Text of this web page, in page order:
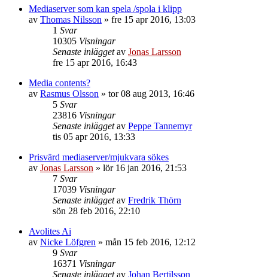
Mediaserver som kan spela /spola i klipp
av Thomas Nilsson » fre 15 apr 2016, 13:03
1 Svar
10305 Visningar
Senaste inläggetav Jonas Larsson
fre 15 apr 2016, 16:43
Media contents?
av Rasmus Olsson » tor 08 aug 2013, 16:46
5 Svar
23816 Visningar
Senaste inläggetav Peppe Tannemyr
tis 05 apr 2016, 13:33
Prisvärd mediaserver/mjukvara sökes
av Jonas Larsson » lör 16 jan 2016, 21:53
7 Svar
17039 Visningar
Senaste inläggetav Fredrik Thörn
sön 28 feb 2016, 22:10
Avolites Ai
av Nicke Löfgren » mån 15 feb 2016, 12:12
9 Svar
16371 Visningar
Senaste inläggetav Johan Bertilsson